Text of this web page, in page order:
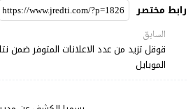
رابط مختصر
السابق
قوقل تزيد من عدد الاعلانات المتوفر ضمن
الموبايل